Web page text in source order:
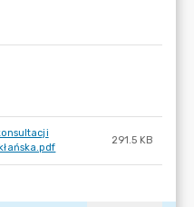
291.5 KB